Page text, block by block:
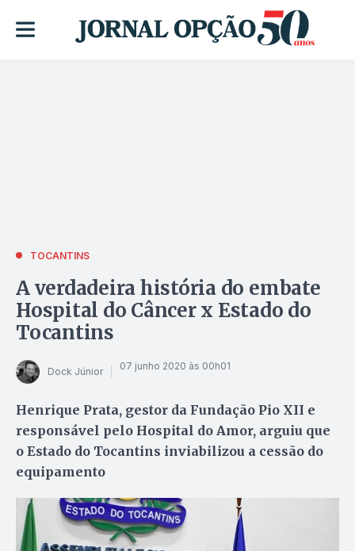
TOCANTINS
A verdadeira história do embate
Hospital do Câncer x Estado do
Tocantins
Dock Júnior 07 junho 2020 às 00h01
Henrique Prata, gestor da Fundação Pio XII e
responsável pelo Hospital do Amor, arguiu que
o Estado do Tocantins inviabilizou a cessão do
equipamento